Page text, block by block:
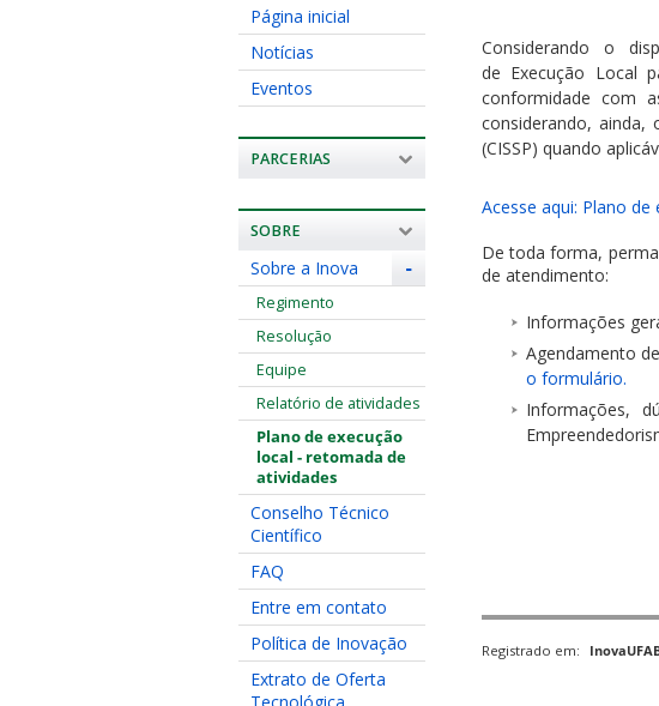
Página inicial
Notícias
Eventos
PARCERIAS
SOBRE
-
Sobre a Inova
Regimento
Resolução
Equipe
Relatório de atividades
Plano de execução
local - retomada de
atividades
Conselho Técnico
Científico
FAQ
Entre em contato
Política de Inovação
Extrato de Oferta
Considerando o
de Execução Local
conformidade com
considerando, ainda,
(CISSP) quando
Acesse aqui: Plano de
De toda forma,
de atendimento:
Informações
Agendamento
o formulário.
Informações,
Registrado em: